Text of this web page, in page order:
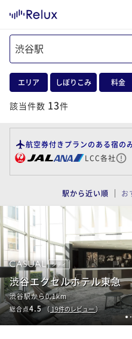
エリア しぼりこみ 料金
該当件数 13件
航空券付きプランのある宿の
LCC各社
駅から近い順 お
1 2
シティ
渋谷エクセルホテル東急
渋谷駅から0.1km
総合点4.5（ 19件のレビュー）